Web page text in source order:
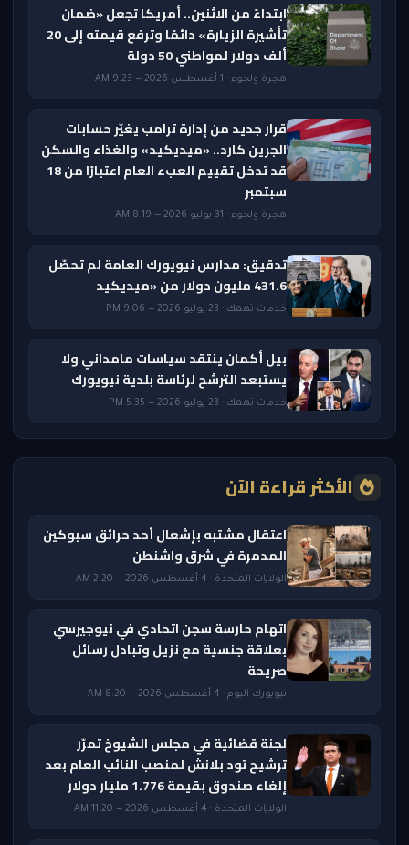
ابتداءً من الاثنين.. أمريكا تجعل «ضمان
تأشيرة الزيارة» دائمًا وترفع قيمته إلى 20
ألف دولار لمواطني 50 دولة
هجرة ولجوء · 1 أغسطس 2026 — 9:23 AM
قرار جديد من إدارة ترامب يغيّر حسابات
الجرين كارد.. «ميديكيد» والغذاء والسكن
قد تدخل تقييم العبء العام اعتبارًا من 18
سبتمبر
هجرة ولجوء · 31 يوليو 2026 — 8:19 AM
تدقيق: مدارس نيويورك العامة لم تحصّل
431.6 مليون دولار من «ميديكيد
خدمات تهمك · 23 يوليو 2026 — 9:06 PM
بيل أكمان ينتقد سياسات مامداني ولا
يستبعد الترشح لرئاسة بلدية نيويورك
خدمات تهمك · 23 يوليو 2026 — 5:35 PM
الأكثر قراءة الآن
اعتقال مشتبه بإشعال أحد حرائق سبوكين
المدمرة في شرق واشنطن
الولايات المتحدة · 4 أغسطس 2026 — 2:20 AM
اتهام حارسة سجن اتحادي في نيوجيرسي
بعلاقة جنسية مع نزيل وتبادل رسائل
صريحة
نيويورك اليوم · 4 أغسطس 2026 — 8:20 AM
لجنة قضائية في مجلس الشيوخ تمرّر
ترشيح تود بلانش لمنصب النائب العام بعد
إلغاء صندوق بقيمة 1.776 مليار دولار
الولايات المتحدة · 4 أغسطس 2026 — 11:20 AM